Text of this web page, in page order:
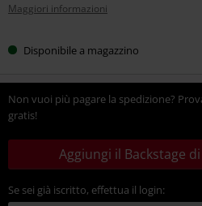
Maggiori informazioni
Disponibile a magazzino
Non vuoi più pagare la spedizione?
gratis!
Aggiungi il Backstage
Se sei già iscritto, effettua il login: